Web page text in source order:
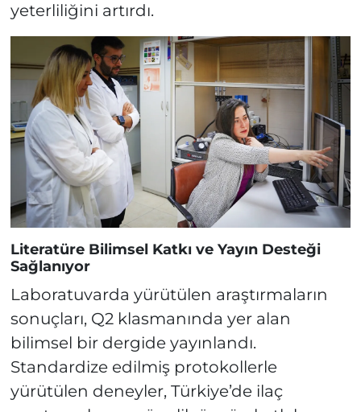
yeterliliğini artırdı.
Literatüre Bilimsel Katkı ve Yayın Desteği
Sağlanıyor
Laboratuvarda yürütülen araştırmaların
sonuçları, Q2 klasmanında yer alan
bilimsel bir dergide yayınlandı.
Standardize edilmiş protokollerle
yürütülen deneyler, Türkiye’de ilaç